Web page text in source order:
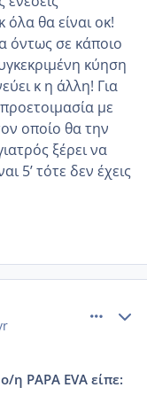
όλα θα είναι οκ!
όντως σε κάποιο
κύηση
κ η άλλη! Για
με
οποίο θα την
ξέρει να
5’ τότε δεν έχεις
PAPA EVA είπε: